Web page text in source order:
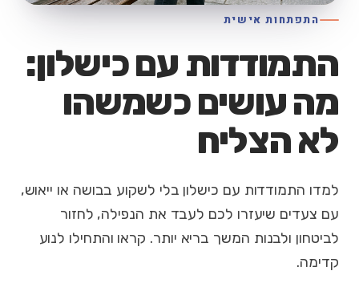
התפתחות אישית
התמודדות עם כישלון:
מה עושים כשמשהו
לא הצליח
למדו התמודדות עם כישלון בלי לשקוע בבושה או ייאוש,
עם צעדים שיעזרו לכם לעבד את הנפילה, לחזור
לביטחון ולבנות המשך בריא יותר. קראו והתחילו לנוע
קדימה.